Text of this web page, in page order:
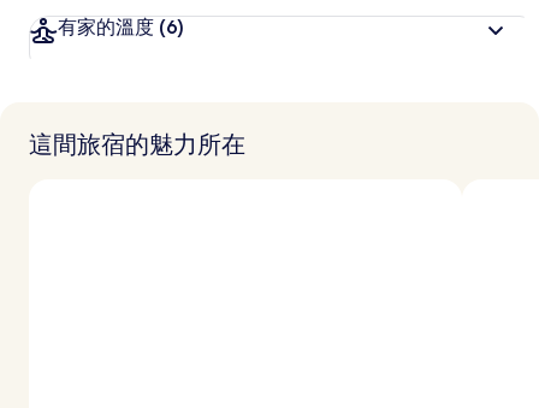
有家的溫度 (6)
這間旅宿的魅力所在